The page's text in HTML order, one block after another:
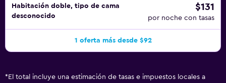
Habitación doble, tipo de cama
desconocido
$131
por noche con tasas
1 oferta más desde $92
* El total incluye una estimación de tasas e impuestos locales a